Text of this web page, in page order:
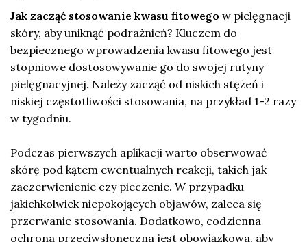
Jak zacząć stosowanie kwasu fitowego w pielęgnacji
skóry, aby uniknąć podrażnień? Kluczem do
bezpiecznego wprowadzenia kwasu fitowego jest
stopniowe dostosowywanie go do swojej rutyny
pielęgnacyjnej. Należy zacząć od niskich stężeń i
niskiej częstotliwości stosowania, na przykład 1-2 razy
w tygodniu.
Podczas pierwszych aplikacji warto obserwować
skórę pod kątem ewentualnych reakcji, takich jak
zaczerwienienie czy pieczenie. W przypadku
jakichkolwiek niepokojących objawów, zaleca się
przerwanie stosowania. Dodatkowo, codzienna
ochrona przeciwsłoneczna jest obowiązkowa, aby